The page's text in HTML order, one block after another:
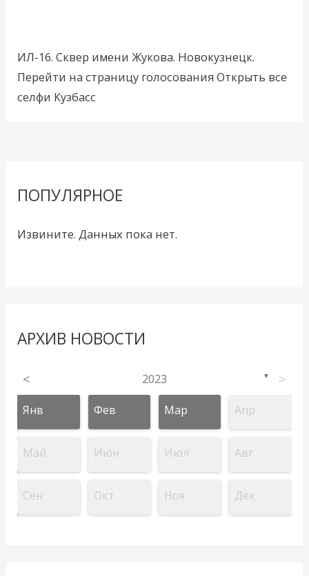
ИЛ-16. Сквер имени Жукова. Новокузнецк.
Перейти на страницу голосования Открыть все
селфи Кузбасс
ПОПУЛЯРНОЕ
Извините. Данных пока нет.
АРХИВ НОВОСТИ
< 2023 ▼ >
Янв Фев Мар Апр
Май Июн Июл Авг
Сен Окт Ноя Дек